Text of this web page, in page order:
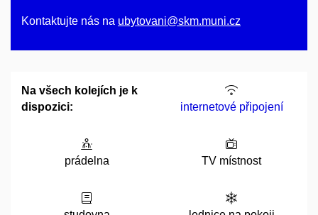
Kontaktujte nás na ubytovani@skm.muni.cz
Na všech kolejích je k
dispozici:
internetové připojení
prádelna TV místnost